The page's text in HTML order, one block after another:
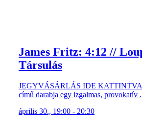
James Fritz: 4:12 //
Társulás
JEGYVÁSÁRLÁS IDE KATTINTVA
című darabja egy izgalmas, provokatív
április 30., 19:00 - 20:30